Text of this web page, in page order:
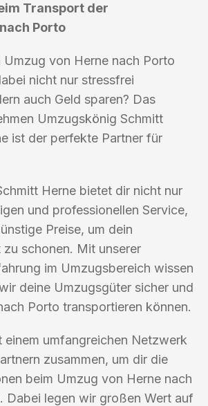
Transport der
Porto
Umzug von Herne nach Porto
nicht nur stressfrei
auch Geld sparen? Das
Umzugskönig Schmitt
ist der perfekte Partner für
Herne bietet dir nicht nur
und professionellen Service,
Preise, um dein
schonen. Mit unserer
im Umzugsbereich wissen
deine Umzugsgüter sicher und
Porto transportieren können.
einem umfangreichen Netzwerk
zusammen, um dir die
beim Umzug von Herne nach
Dabei legen wir großen Wert auf